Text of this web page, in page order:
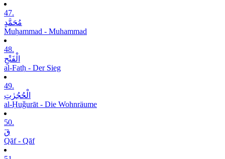
47.
مُحَمَّدٍ
Muḥammad - Muhammad
48.
الْفَتْحِ
al-Fatḥ - Der Sieg
49.
الْحُجُرٰتِ
al-Ḥuǧurāt - Die Wohnräume
50.
قٓ
Qāf - Qāf